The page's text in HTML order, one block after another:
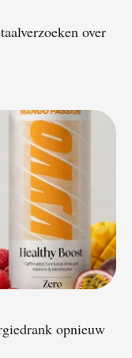
over
opnieuw